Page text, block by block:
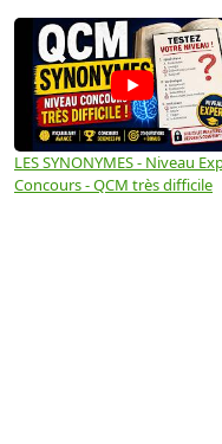
LES SYNONYMES - Niveau
Concours - QCM très difficile